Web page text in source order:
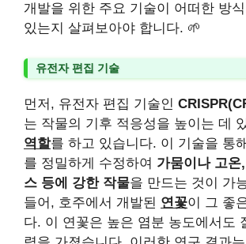
개발을 위한 주요 기술이 어떠한 방
있는지 살펴보아야 합니다. 🌱
유전자 편집 기술
먼저, 유전자 편집 기술인
는 작물의 기후 적응성을 높이는 데
역할를 하고 있습니다. 이 기술을 통
를 정밀하게 수정하여 가뭄이나 고온
스 등에 강한 작물을 만드는 것이 가
들어, 호주에서 개발된 연꽃이 그 좋
다. 이 연꽃은 높은 염분 농도에서도